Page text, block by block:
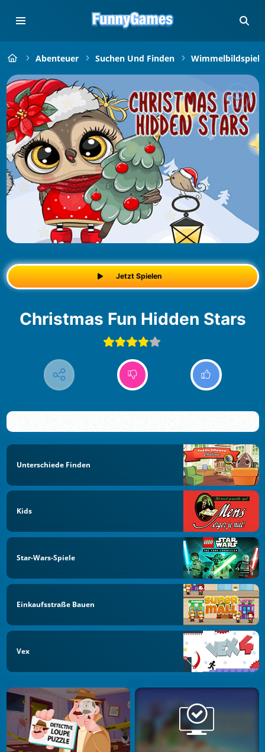
Abenteuer Suchen Und Finden Wimmelbildspiele
Jetzt Spielen
Christmas Fun Hidden Stars
Unterschiede Finden
Kids
Star-Wars-Spiele
Einkaufsstraße Bauen
Vex